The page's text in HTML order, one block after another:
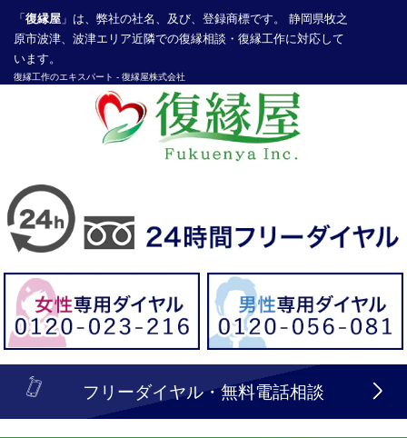
「 復縁屋 」は、弊社の社名、及び、登録商標です。 静岡県牧之
原市波津、波津エリア近隣での復縁相談・復縁工作に対応して
います。
復縁工作のエキスパート - 復縁屋株式会社
探偵業届出登録番号30210286号
フリーダイヤル・無料電話相談